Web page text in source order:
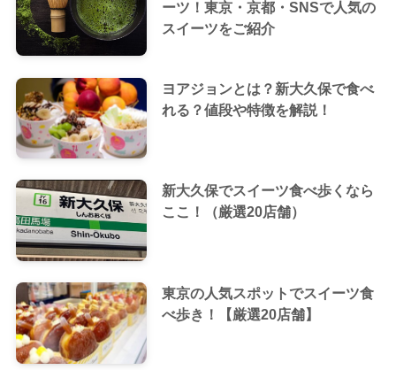
ーツ！東京・京都・SNSで人気の
スイーツをご紹介
ヨアジョンとは？新大久保で食べ
れる？値段や特徴を解説！
新大久保でスイーツ食べ歩くなら
ここ！（厳選20店舗）
東京の人気スポットでスイーツ食
べ歩き！【厳選20店舗】